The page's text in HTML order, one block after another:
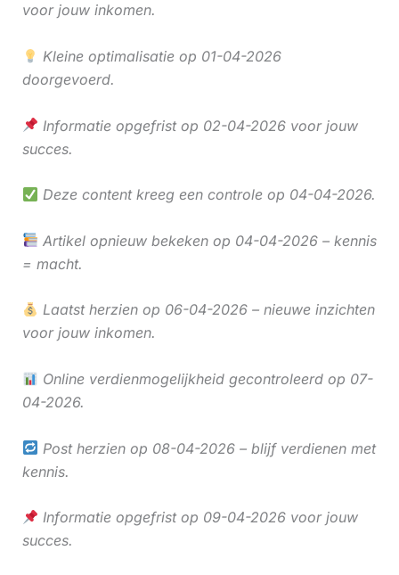
voor jouw inkomen.
Kleine optimalisatie op 01-04-2026
doorgevoerd.
Informatie opgefrist op 02-04-2026 voor jouw
succes.
Deze content kreeg een controle op 04-04-2026.
Artikel opnieuw bekeken op 04-04-2026 – kennis
= macht.
Laatst herzien op 06-04-2026 – nieuwe inzichten
voor jouw inkomen.
Online verdienmogelijkheid gecontroleerd op 07-
04-2026.
Post herzien op 08-04-2026 – blijf verdienen met
kennis.
Informatie opgefrist op 09-04-2026 voor jouw
succes.